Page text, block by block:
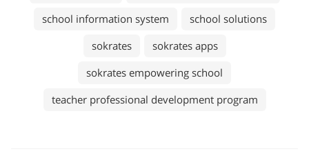
school information system
school solutions
sokrates
sokrates apps
sokrates empowering school
teacher professional development program